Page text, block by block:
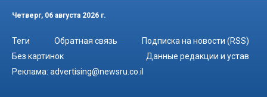
Четверг, 06 августа 2026 г.
Теги Обратная связь
Подписка на новости (RSS)
Без картинок
Данные редакции и устав
Реклама: advertising@newsru.co.il